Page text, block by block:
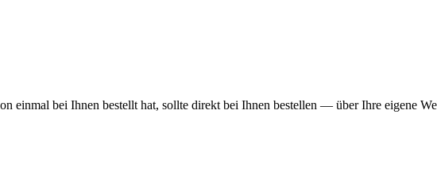
einmal bei Ihnen bestellt hat, sollte direkt bei Ihnen bestellen — über Ihre eigene